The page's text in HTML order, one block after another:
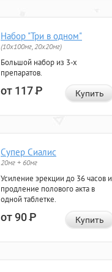
Набор "Три в одном"
(10x100мг, 20x20мг)
Большой набор из 3-х
препаратов.
от 117Р Купить
Супер Сиалис
20мг + 60мг
Усиление эрекции до 36 часов и
продление полового акта в
одной таблетке.
от 90Р Купить